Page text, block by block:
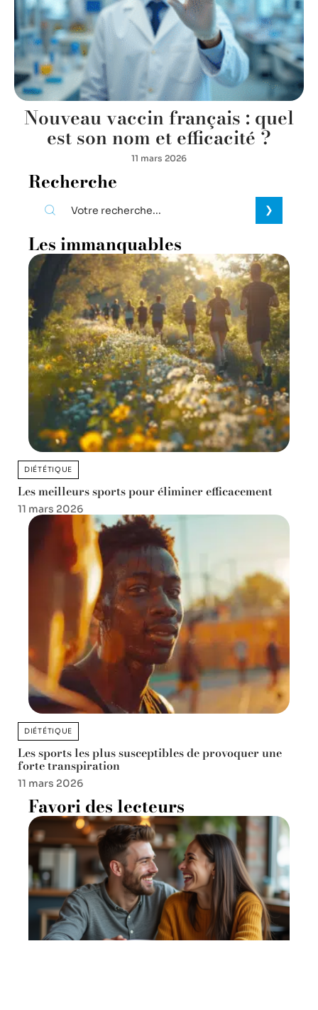
Nouveau vaccin français : quel
est son nom et efficacité ?
11 mars 2026
Recherche
Les immanquables
DIÉTÉTIQUE
Les meilleurs sports pour éliminer efficacement
11 mars 2026
DIÉTÉTIQUE
Les sports les plus susceptibles de provoquer une
forte transpiration
11 mars 2026
Favori des lecteurs